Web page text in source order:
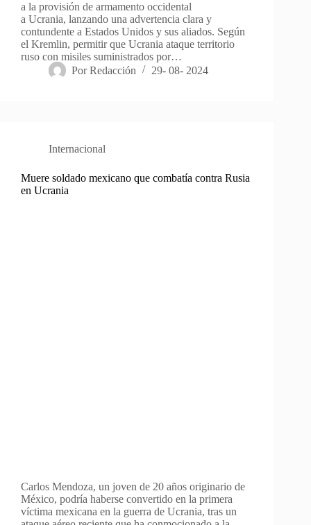
a la provisión de armamento occidental
a Ucrania, lanzando una advertencia clara y
contundente a Estados Unidos y sus aliados. Según
el Kremlin, permitir que Ucrania ataque territorio
ruso con misiles suministrados por…
Por Redacción 29- 08- 2024
Internacional
Muere soldado mexicano que combatía contra Rusia
en Ucrania
Carlos Mendoza, un joven de 20 años originario de
México, podría haberse convertido en la primera
víctima mexicana en la guerra de Ucrania, tras un